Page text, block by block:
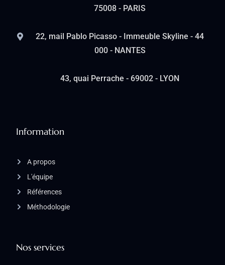
Nos services
Information
A propos
L'équipe
Références
Méthodologie
75008 - PARIS
22, mail Pablo Picasso - Immeuble Skyline - 44
000 - NANTES
43, quai Perrache - 69002 - LYON